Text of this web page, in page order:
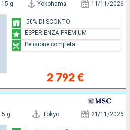
15 g Yokohama 11/11/2026
2 792 €
-50% DI SCONTO
ESPERIENZA PREMIUM
Pensione completa
5 g Tokyo 21/11/2026